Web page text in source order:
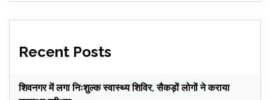
Recent Posts
शिवनगर में लगा निःशुल्क स्वास्थ्य शिविर, सैकड़ों लोगों ने कराया